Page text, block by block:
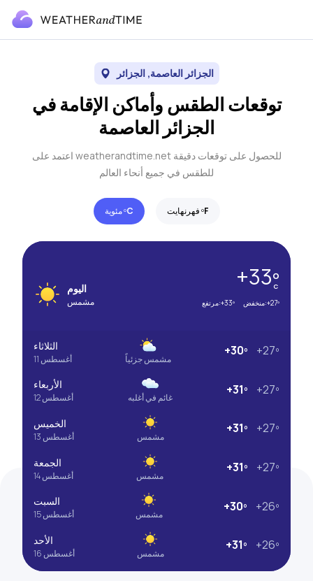
الجزائر العاصمة, الجزائر
توقعات الطقس وأماكن الإقامة في
الجزائر العاصمة
اعتمد على weatherandtime.net للحصول على توقعات دقيقة
للطقس في جميع أنحاء العالم
مئوية ºC فهرنهايت ºF
اليوم
مشمس
+33º
C
مرتفع:+33º منخفض:+27º
الثلاثاء
11 أغسطس مشمس جزئياً
+30º +27º
الأربعاء
12 أغسطس غائم في أغلبه
+31º +27º
الخميس
13 أغسطس مشمس
+31º +27º
الجمعة
14 أغسطس مشمس
+31º +27º
السبت
15 أغسطس مشمس
+30º +26º
الأحد
16 أغسطس مشمس
+31º +26º